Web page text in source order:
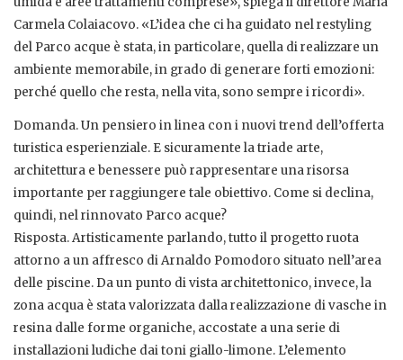
Carmela Colaiacovo. «L’idea che ci ha guidato nel restyling
del Parco acque è stata, in particolare, quella di realizzare un
ambiente memorabile, in grado di generare forti emozioni:
perché quello che resta, nella vita, sono sempre i ricordi».
Domanda. Un pensiero in linea con i nuovi trend dell’offerta
turistica esperienziale. E sicuramente la triade arte,
architettura e benessere può rappresentare una risorsa
importante per raggiungere tale obiettivo. Come si declina,
quindi, nel rinnovato Parco acque?
Risposta. Artisticamente parlando, tutto il progetto ruota
attorno a un affresco di Arnaldo Pomodoro situato nell’area
delle piscine. Da un punto di vista architettonico, invece, la
zona acqua è stata valorizzata dalla realizzazione di vasche in
resina dalle forme organiche, accostate a una serie di
installazioni ludiche dai toni giallo-limone. L’elemento